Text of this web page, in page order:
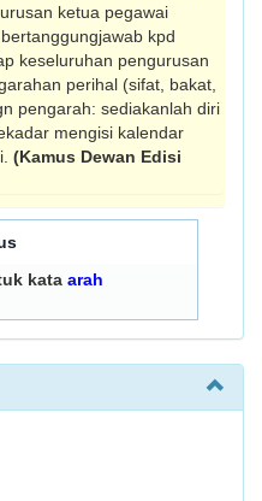
ketua pegawai
kpd
keseluruhan pengu­rusan
perihal (sifat, bakat,
pengarah: sedia­kanlah diri
mengisi kalendar
(Kamus Dewan Edisi
kata arah